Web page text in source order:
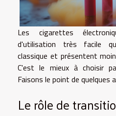
Les cigarettes
d'utilisation très facile
classique et présentent
C'est le mieux à choisir
Faisons le point de quelques
Le rôle de